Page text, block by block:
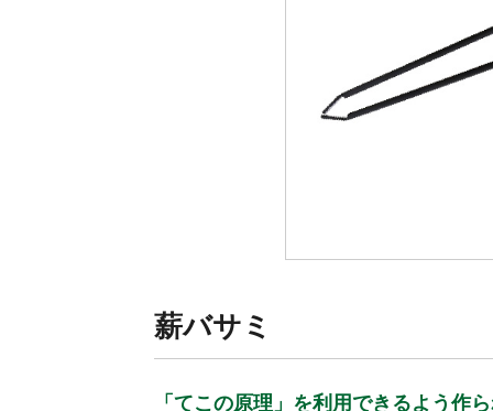
薪バサミ
「てこの原理」を利用できるよう作